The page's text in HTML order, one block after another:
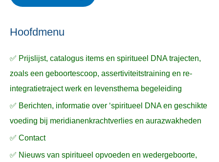
na
r
:
Hoofdmenu
✅ Prijslijst, catalogus items en spiritueel DNA trajecten,
zoals een geboortescoop, assertiviteitstraining en re-
integratietraject werk en levensthema begeleiding
✅ Berichten, informatie over ‘spiritueel DNA en geschikte
voeding bij meridianenkrachtverlies en aurazwakheden
✅ Contact
✅ Nieuws van spiritueel opvoeden en wedergeboorte,
n